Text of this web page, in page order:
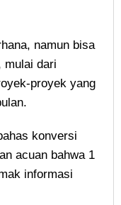
namun bisa
mulai dari
proyek yang
konversi
acuan bahwa 1
informasi